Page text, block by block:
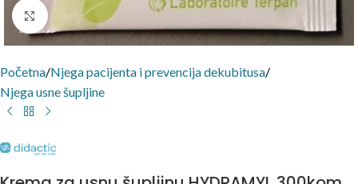
Click to enlarge
Početna/Njega pacijenta i prevencija dekubitusa/
Njega usne šupljine